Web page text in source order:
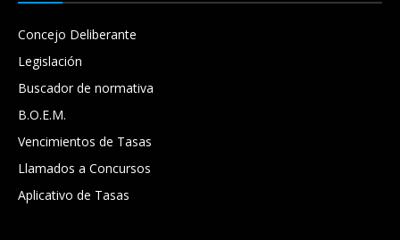
Concejo Deliberante
Legislación
Buscador de normativa
B.O.E.M.
Vencimientos de Tasas
Llamados a Concursos
Aplicativo de Tasas